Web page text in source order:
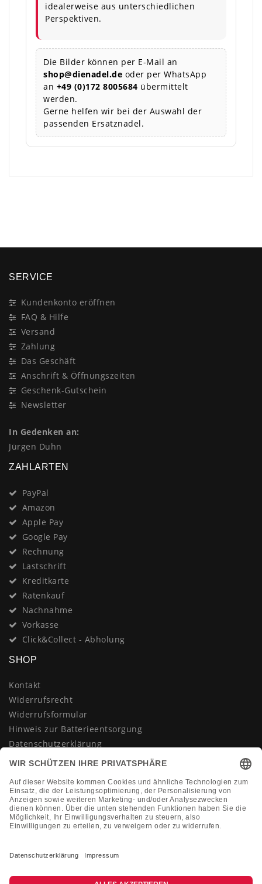
idealerweise aus unterschiedlichen
Perspektiven.
Die Bilder können per E-Mail an
shop@dienadel.de oder per WhatsApp
an +49 (0)172 8005684 übermittelt
werden.
Gerne helfen wir bei der Auswahl der
passenden Ersatznadel.
SERVICE
Kundenkonto eröffnen
FAQ & Hilfe
Versand
Zahlung
Das Geschäft
Anschrift & Öffnungszeiten
Geschenk-Gutschein
Newsletter
In Gedenken an:
Jürgen Duhn
ZAHLARTEN
PayPal
Amazon
Apple Pay
Google Pay
Rechnung
Lastschrift
Kreditkarte
Ratenkauf
Nachnahme
Vorkasse
Click&Collect - Abholung
SHOP
Kontakt
Widerrufsrecht
Widerrufsformular
Hinweis zur Batterieentsorgung
Datenschutzerklärung
AGB
Vertrag widerrufen
KONTAKT
+49 (0)2133 210433
shop@dienadel.de